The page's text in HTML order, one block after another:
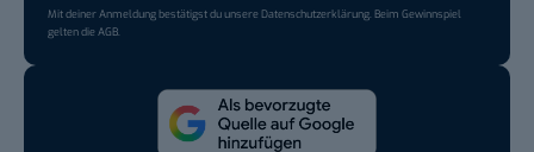
Mit deiner Anmeldung bestätigst du unsere Datenschutzerklärung. Beim Gewinnspiel
gelten dieAGB.